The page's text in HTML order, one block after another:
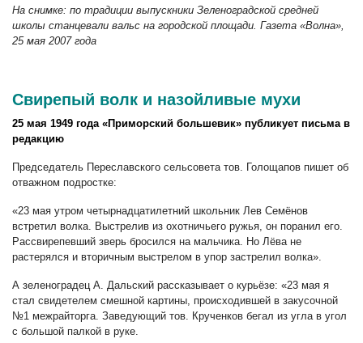
На снимке: по традиции выпускники Зеленоградской средней
школы станцевали вальс на городской площади. Газета «Волна»,
25 мая 2007 года
Свирепый волк и назойливые мухи
25 мая 1949 года «Приморский большевик» публикует письма в
редакцию
Председатель Переславского сельсовета тов. Голощапов пишет об
отважном подростке:
«23 мая утром четырнадцатилетний школьник Лев Семёнов
встретил волка. Выстрелив из охотничьего ружья, он поранил его.
Рассвирепевший зверь бросился на мальчика. Но Лёва не
растерялся и вторичным выстрелом в упор застрелил волка».
А зеленоградец А. Дальский рассказывает о курьёзе: «23 мая я
стал свидетелем смешной картины, происходившей в закусочной
№1 межрайторга. Заведующий тов. Крученков бегал из угла в угол
с большой палкой в руке.